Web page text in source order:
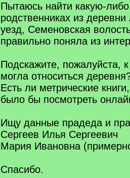
Пытаюсь найти какую-
родственниках из
уезд, Семеновская
правильно поняла из
Подскажите, пожалуйста,
могла относиться
Есть ли метрические
было бы посмотреть
Ищу данные прадеда и
Сергеев Илья Сергеевич
Мария Ивановна
Спасибо.